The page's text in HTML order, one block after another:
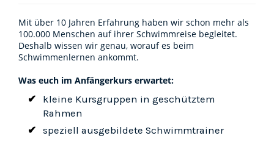
Mit über 10 Jahren Erfahrung haben wir schon mehr als
100.000 Menschen auf ihrer Schwimmreise begleitet.
Deshalb wissen wir genau, worauf es beim
Schwimmenlernen ankommt.
Was euch im Anfängerkurs erwartet:
kleine Kursgruppen in geschütztem
Rahmen
speziell ausgebildete Schwimmtrainer